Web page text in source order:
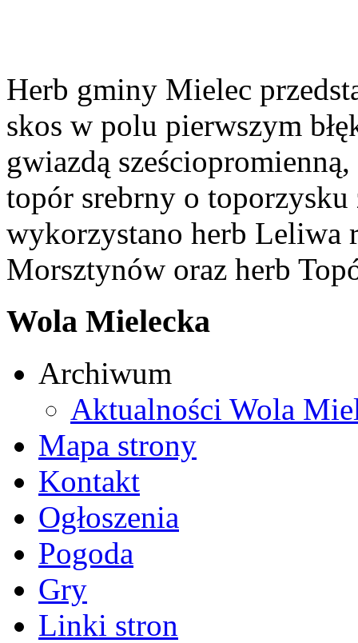
Herb gminy Mielec
skos w polu pierwszym
gwiazdą
topór srebrny o
wykorzystano herb Leliwa
Morsztynów oraz herb
Wola Mielecka
Archiwum
Aktualności Wola
Mapa strony
Kontakt
Ogłoszenia
Pogoda
Gry
Linki stron